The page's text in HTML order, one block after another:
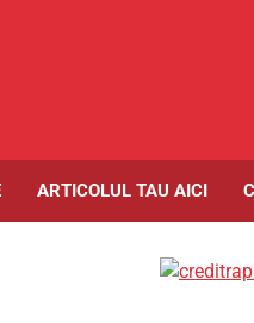
ARTICOLUL TAU AICI